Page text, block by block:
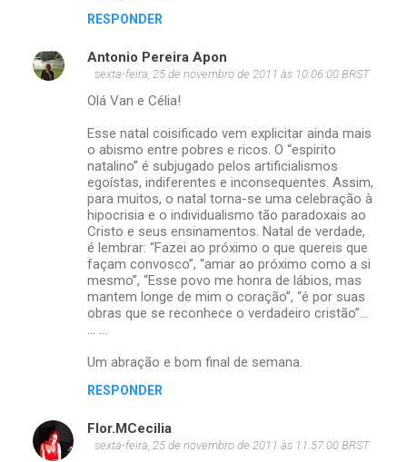
RESPONDER
Antonio Pereira Apon
sexta-feira, 25 de novembro de 2011 às 10:06:00 BRST
Olá Van e Célia!
Esse natal coisificado vem explicitar ainda mais
o abismo entre pobres e ricos. O “espirito
natalino” é subjugado pelos artificialismos
egoístas, indiferentes e inconsequentes. Assim,
para muitos, o natal torna-se uma celebração à
hipocrisia e o individualismo tão paradoxais ao
Cristo e seus ensinamentos. Natal de verdade,
é lembrar: “Fazei ao próximo o que quereis que
façam convosco”, “amar ao próximo como a si
mesmo”, “Esse povo me honra de lábios, mas
mantem longe de mim o coração”, “é por suas
obras que se reconhece o verdadeiro cristão”...
... ...
Um abração e bom final de semana.
RESPONDER
Flor.MCecilia
sexta-feira, 25 de novembro de 2011 às 11:57:00 BRST